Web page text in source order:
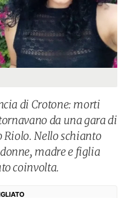
di Crotone: morti
da una gara di
Riolo. Nello schianto
madre e figlia
coinvolta.